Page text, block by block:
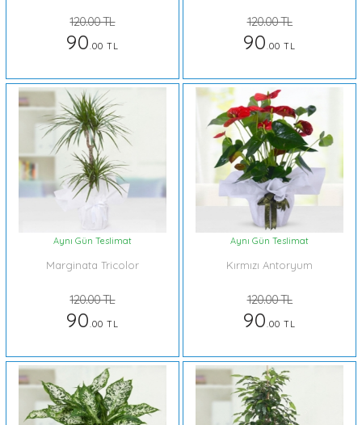
120.00 TL
90.00 TL
120.00 TL
90.00 TL
Aynı Gün Teslimat
Marginata Tricolor
120.00 TL
90.00 TL
Aynı Gün Teslimat
Kırmızı Antoryum
120.00 TL
90.00 TL